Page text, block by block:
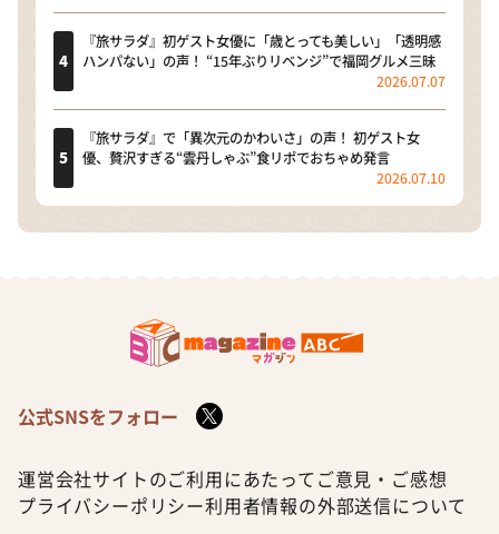
『旅サラダ』初ゲスト女優に「歳とっても美しい」「透明感
ハンパない」の声！ “15年ぶりリベンジ”で福岡グルメ三昧
2026.07.07
『旅サラダ』で「異次元のかわいさ」の声！ 初ゲスト女
優、贅沢すぎる“雲丹しゃぶ”食リポでおちゃめ発言
2026.07.10
公式SNSをフォロー
運営会社サイトのご利用にあたって ご意見・ご感想
プライバシーポリシー利用者情報の外部送信について